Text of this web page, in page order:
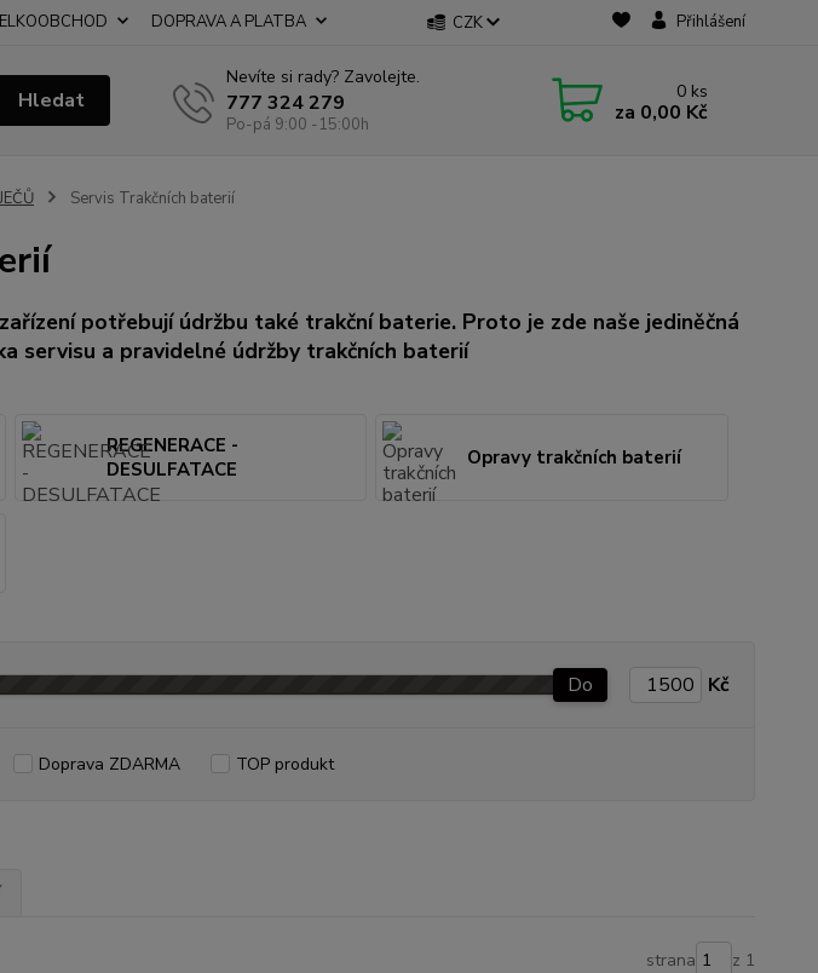
DOPRAVA A PLATBA CZK Přihlášení
Hledat
Nevíte si rady? Zavolejte.
777 324 279
Po-pá 9:00 -15:00h
0 ks
za 0,00 Kč
Servis Trakčních baterií
potřebují údržbu také trakční baterie. Proto je zde naše jediněčná
servisu a pravidelné údržby trakčních baterií
REGENERACE -
DESULFATACE
Opravy trakčních baterií
Do Kč
Doprava ZDARMA TOP produkt
strana z 1